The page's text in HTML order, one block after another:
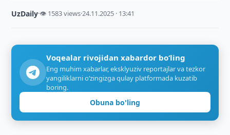
UzDaily·👁 1583 views·24.11.2025 · 13:41
Voqealar rivojidan xabardor bo‘ling
Eng muhim xabarlar, eksklyuziv reportajlar va tezkor
yangiliklarni o‘zingizga qulay platformada kuzatib
boring.
Obuna bo'ling